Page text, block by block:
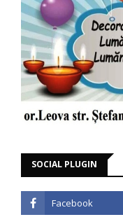
SOCIAL PLUGIN